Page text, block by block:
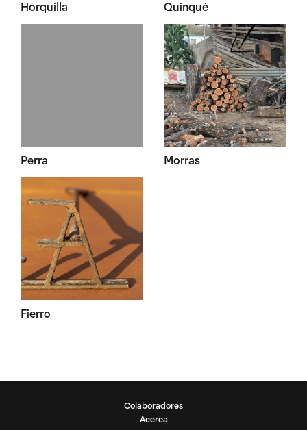
Horquilla Quinqué
Perra Morras
Fierro
Colaboradores
Acerca